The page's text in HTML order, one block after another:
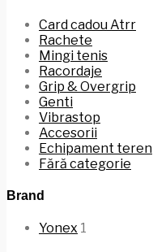
Card cadou Atrr
Rachete
Mingi tenis
Racordaje
Grip & Overgrip
Genti
Vibrastop
Accesorii
Echipament teren
Fără categorie
Brand
Yonex 1